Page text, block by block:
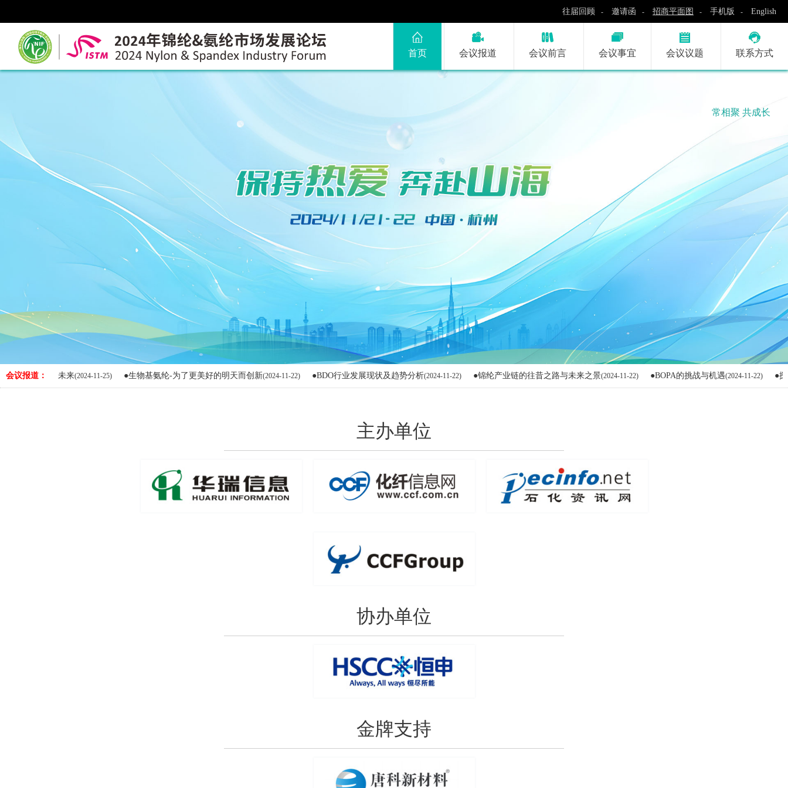
往届回顾 - 邀请函 - 招商平面图 - 手机版 - English
首页 会议报道 会议前言 会议事宜 会议议题 联系方式
常相聚 共成长
会议报道：
弹性未来 (2024-11-25) ●生物基氨纶-为了更美好的明天而创新 (2024-11-22) ●BDO行业发展现状及趋势分析 (2024-11-22) ●锦纶产业链的往昔之路与未来之景(2024-11-22) ●BOPA的挑战与机遇(2024-11-22) ●探索尼龙
主办单位
协办单位
金牌支持